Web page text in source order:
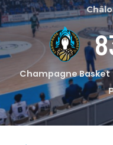
Champagne Basket